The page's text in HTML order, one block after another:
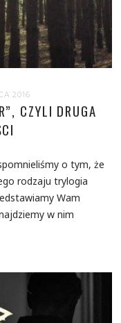
2016
CZYLI DRUGA
o tym, że
rodzaju trylogia
Wam
w nim